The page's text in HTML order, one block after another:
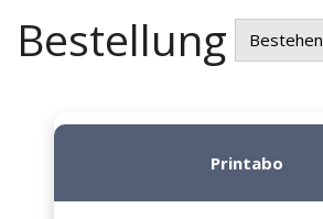
Bestellung
Printabo